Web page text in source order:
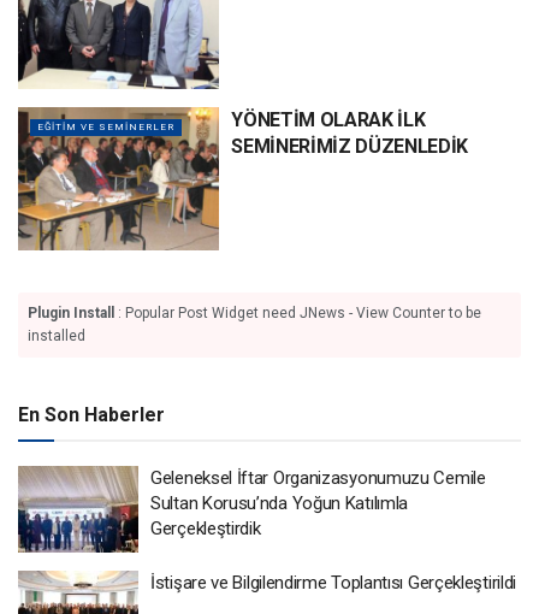
EĞİTİM VE SEMİNERLER
YÖNETİM OLARAK İLK
SEMİNERİMİZ DÜZENLEDİK
Plugin Install
: Popular Post Widget need JNews - View Counter to be
installed
En Son Haberler
Geleneksel İftar Organizasyonumuzu Cemile
Sultan Korusu’nda Yoğun Katılımla
Gerçekleştirdik
İstişare ve Bilgilendirme Toplantısı Gerçekleştirildi